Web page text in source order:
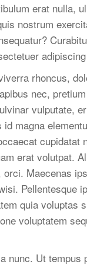
erat nulla,
nostrum
rhoncus,
nec,
vulputate,
magna
cupidatat
erat volutpat.
Maecenas
Pellentesque
quia voluptas
voluptatem
nunc. Ut